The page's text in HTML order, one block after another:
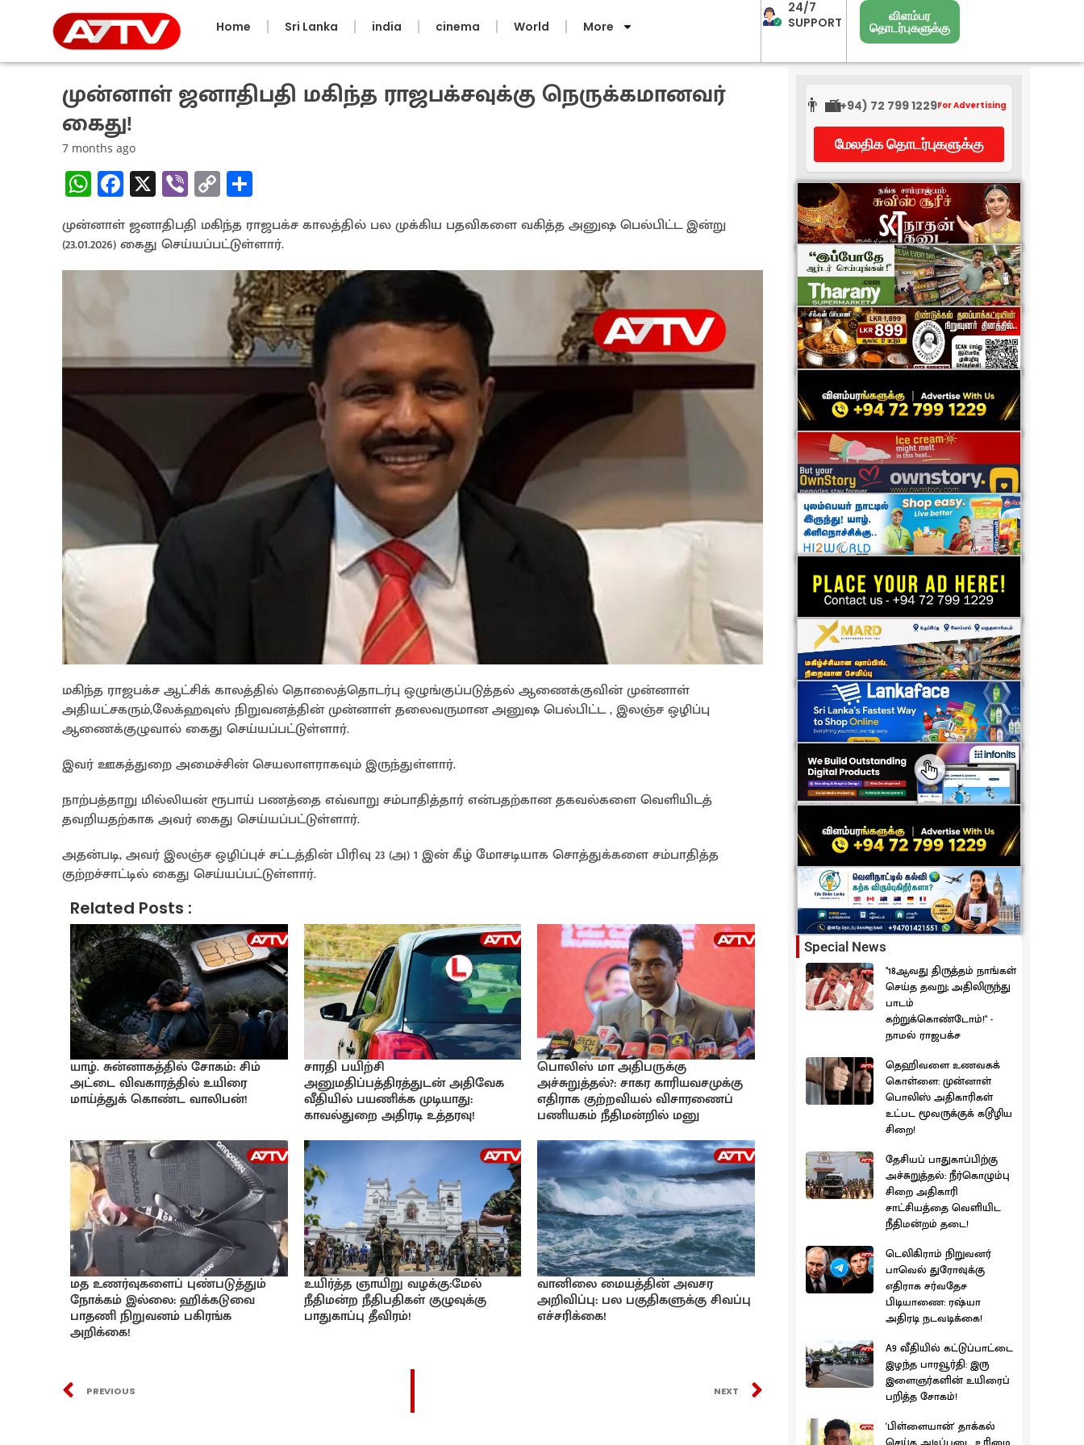
Home Sri Lanka india cinema World More
24/7
SUPPORT
விளம்பர
தொடர்புகளுக்கு
முன்னாள் ஜனாதிபதி மகிந்த ராஜபக்சவுக்கு நெருக்கமானவர்
கைது!
7 months ago
W
h
at
sA
Fa
ce
b
o
X Vi
b
er
C
o
py
Li
n
k
ar
e
முன்னாள் ஜனாதிபதி மகிந்த ராஜபக்ச காலத்தில் பல முக்கிய பதவிகளை வகித்த அனுஷ பெல்பிட்ட இன்று
(23.01.2026) கைது செய்யப்பட்டுள்ளார்.
மகிந்த ராஜபக்ச ஆட்சிக் காலத்தில் தொலைத்தொடர்பு ஒழுங்குப்படுத்தல் ஆணைக்குவின் முன்னாள்
அதியட்சகரும்,லேக்ஹவுஸ் நிறுவனத்தின் முன்னாள் தலைவருமான அனுஷ பெல்பிட்ட , இலஞ்ச ஒழிப்பு
ஆணைக்குழுவால் கைது செய்யப்பட்டுள்ளார்.
இவர் ஊகத்துறை அமைச்சின் செயலாளராகவும் இருந்துள்ளார்.
நாற்பத்தாறு மில்லியன் ரூபாய் பணத்தை எவ்வாறு சம்பாதித்தார் என்பதற்கான தகவல்களை வெளியிடத்
தவறியதற்காக அவர் கைது செய்யப்பட்டுள்ளார்.
அதன்படி, அவர் இலஞ்ச ஒழிப்புச் சட்டத்தின் பிரிவு 23 (அ) 1 இன் கீழ் மோசடியாக சொத்துக்களை சம்பாதித்த
குற்றச்சாட்டில் கைது செய்யப்பட்டுள்ளார்.
Related Posts :
யாழ். சுன்னாகத்தில் சோகம்: சிம்
அட்டை விவகாரத்தில் உயிரை
மாய்த்துக் கொண்ட வாலிபன்!
சாரதி பயிற்சி
அனுமதிப்பத்திரத்துடன் அதிவேக
வீதியில் பயணிக்க முடியாது:
காவல்துறை அதிரடி உத்தரவு!
பொலிஸ் மா அதிபருக்கு
அச்சுறுத்தல்?: சாகர காரியவசமுக்கு
எதிராக குற்றவியல் விசாரணைப்
பணியகம் நீதிமன்றில் மனு
மத உணர்வுகளைப் புண்படுத்தும்
நோக்கம் இல்லை: ஹிக்கடுவை
பாதணி நிறுவனம் பகிரங்க
அறிக்கை!
உயிர்த்த ஞாயிறு வழக்கு:மேல்
நீதிமன்ற நீதிபதிகள் குழுவுக்கு
பாதுகாப்பு தீவிரம்!
வானிலை மையத்தின் அவசர
அறிவிப்பு: பல பகுதிகளுக்கு சிவப்பு
எச்சரிக்கை!
PREVIOUS NEXT
👨‍💼(+94) 72 799 1229For Advertising
மேலதிக தொடர்புகளுக்கு
Special News
"18ஆவது திருத்தம் நாங்கள்
செய்த தவறு; அதிலிருந்து
பாடம்
கற்றுக்கொண்டோம்!" -
நாமல் ராஜபக்ச
தெஹிவளை உணவகக்
கொள்ளை: முன்னாள்
பொலிஸ் அதிகாரிகள்
உட்பட மூவருக்குக் கடூழிய
சிறை!
தேசியப் பாதுகாப்பிற்கு
அச்சுறுத்தல்: நீர்கொழும்பு
சிறை அதிகாரி
சாட்சியத்தை வெளியிட
நீதிமன்றம் தடை!
டெலிகிராம் நிறுவனர்
பாவெல் துரோவுக்கு
எதிராக சர்வதேச
பிடியாணை: ரஷ்யா
அதிரடி நடவடிக்கை!
A9 வீதியில் கட்டுப்பாட்டை
இழந்த பாரவூர்தி: இரு
இளைஞர்களின் உயிரைப்
பறித்த சோகம்!
'பிள்ளையான்' தாக்கல்